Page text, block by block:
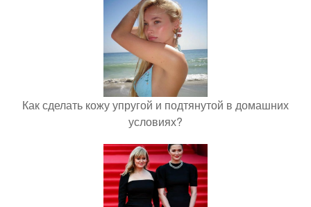
Как сделать кожу упругой и подтянутой в домашних
условиях?